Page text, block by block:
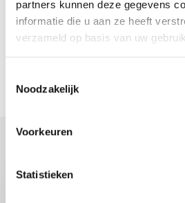
partners kunnen deze gegevens
informatie die u aan ze heeft
verzameld op basis van uw
Noodzakelijk
Voorkeuren
Statistieken